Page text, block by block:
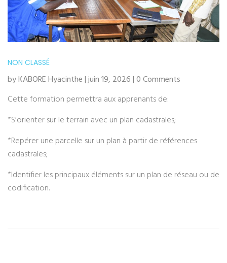
NON CLASSÉ
by KABORE Hyacinthe | juin 19, 2026 | 0 Comments
Cette formation permettra aux apprenants de:
*S’orienter sur le terrain avec un plan cadastrales;
*Repérer une parcelle sur un plan à partir de références
cadastrales;
*Identifier les principaux éléments sur un plan de réseau ou de
codification.